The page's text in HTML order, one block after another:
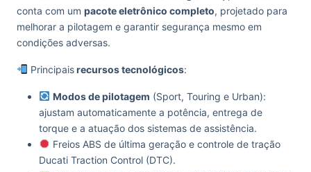
conta com um pacote eletrônico completo, projetado para
melhorar a pilotagem e garantir segurança mesmo em
condições adversas.
Principaisrecursos tecnológicos:
Modos de pilotagem (Sport, Touring e Urban):
ajustam automaticamente a potência, entrega de
torque e a atuação dos sistemas de assistência.
Freios ABS de última geração e controle de tração
Ducati Traction Control (DTC).